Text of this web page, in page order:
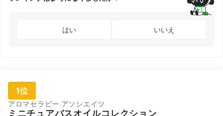
はい いいえ
1位
アロマセラピー アソシエイツ
ミニチュアバスオイルコレクション